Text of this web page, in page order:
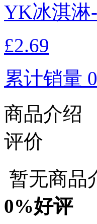
YK冰淇淋
£2.69
累计销量 0
商品介绍
评价
暂无商品
0%好评